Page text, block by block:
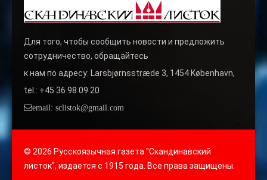
Для того, чтобы сообщить новости и предложить
сотрудничество, обращайтесь
к нам по адресу: Larsbjørnsstræde 3, 1454 København,
tel.: +45 36 98 09 20
email: sclistok@gmail.com
© 2026 Русскоязычная газета "Скандинавский
листок", издается с 1915 года. Все права защищены.